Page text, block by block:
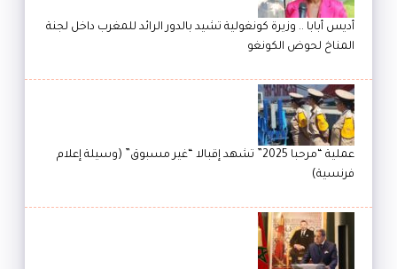
أديس أبابا .. وزيرة كونغولية تشيد بالدور الرائد للمغرب داخل لجنة
المناخ لحوض الكونغو
عملية “مرحبا 2025” تشهد إقبالا “غير مسبوق” (وسيلة إعلام
فرنسية)